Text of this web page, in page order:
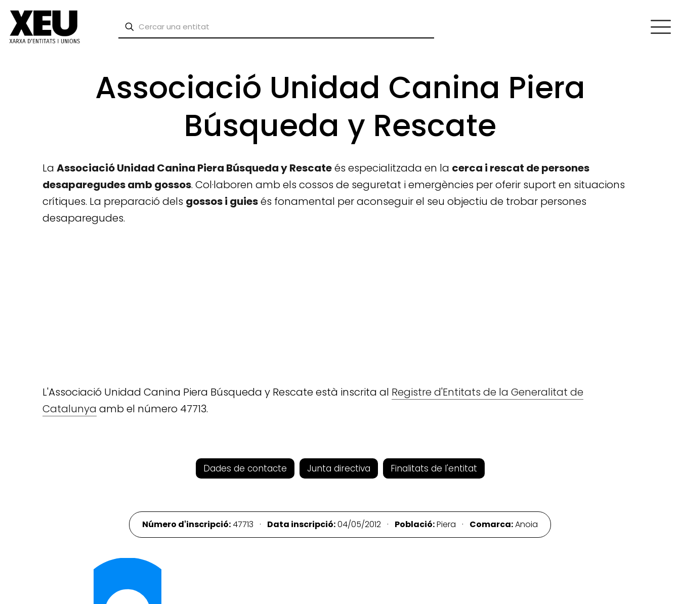
Associació Unidad Canina Piera
Búsqueda y Rescate
La Associació Unidad Canina Piera Búsqueda y Rescateés especialitzada en la cerca i rescat de persones
desaparegudes amb gossos. Col·laboren amb els cossos de seguretat i emergències per oferir suport en situacions
crítiques. La preparació dels gossos i guiesés fonamental per aconseguir el seu objectiu de trobar persones
desaparegudes.
L'Associació Unidad Canina Piera Búsqueda y Rescate està inscrita al Registre d'Entitats de la Generalitat de
Catalunya amb el número 47713.
Dades de contacte Junta directiva Finalitats de l'entitat
Número d'inscripció:47713 · Data inscripció:04/05/2012 · Població:Piera · Comarca:Anoia